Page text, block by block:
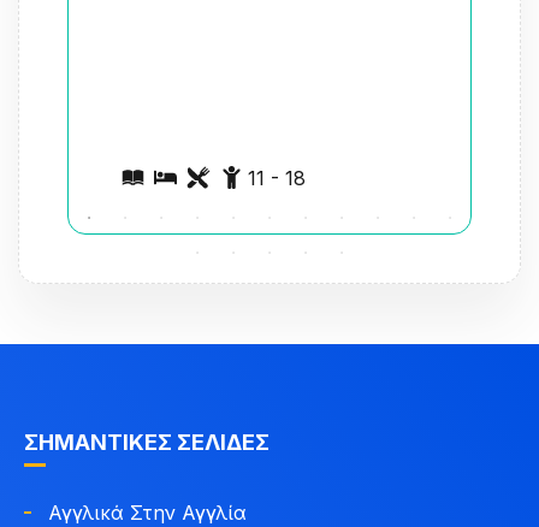
11 - 18
ΣΗΜΑΝΤΙΚΈΣ ΣΕΛΊΔΕΣ
Αγγλικά Στην Αγγλία